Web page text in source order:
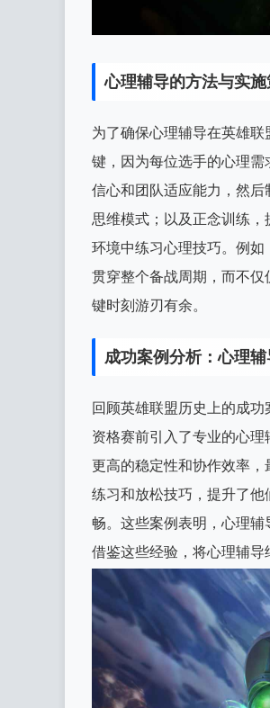
心理辅导的方法与实施
为了确保心理辅导在英雄
键，因为每位选手的心理
信心和团队适应能力，然
思维模式；以及正念训练
环境中练习心理技巧。例
贯穿整个备战周期，而不
键时刻游刃有余。
成功案例分析：心理
回顾英雄联盟历史上的成
资格赛前引入了专业的心
更高的稳定性和协作效率，
练习和放松技巧，提升了
畅。这些案例表明，心理
借鉴这些经验，将心理辅导